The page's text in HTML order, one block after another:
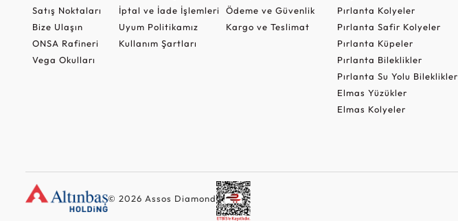
Satış Noktaları
Bize Ulaşın
ONSA Rafineri
Vega Okulları
İptal ve İade İşlemleri
Uyum Politikamız
Kullanım Şartları
Ödeme ve Güvenlik
Kargo ve Teslimat
Pırlanta Kolyeler
Pırlanta Safir Kolyeler
Pırlanta Küpeler
Pırlanta Bileklikler
Pırlanta Su Yolu Bileklikler
Elmas Yüzükler
Elmas Kolyeler
© 2026 Assos Diamond